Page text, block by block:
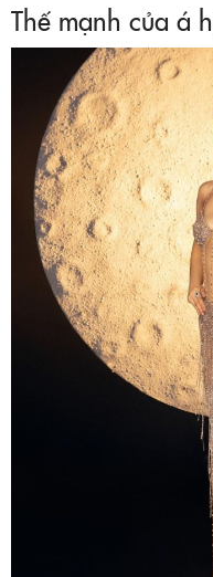
Thế mạnh của á